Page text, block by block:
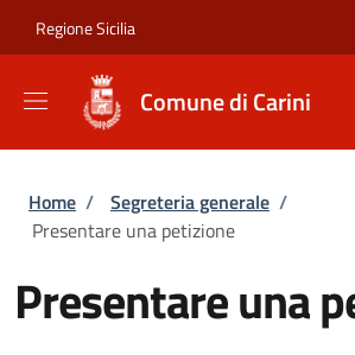
Regione Sicilia
Comune di Carini
Briciole di pane
Home / Segreteria generale /
Presentare una petizione
Presentare una